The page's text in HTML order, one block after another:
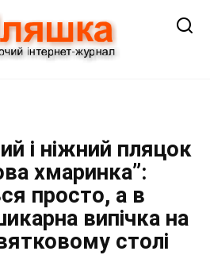
і ніжний пляцок
хмаринка”:
просто, а в
випічка на
столі